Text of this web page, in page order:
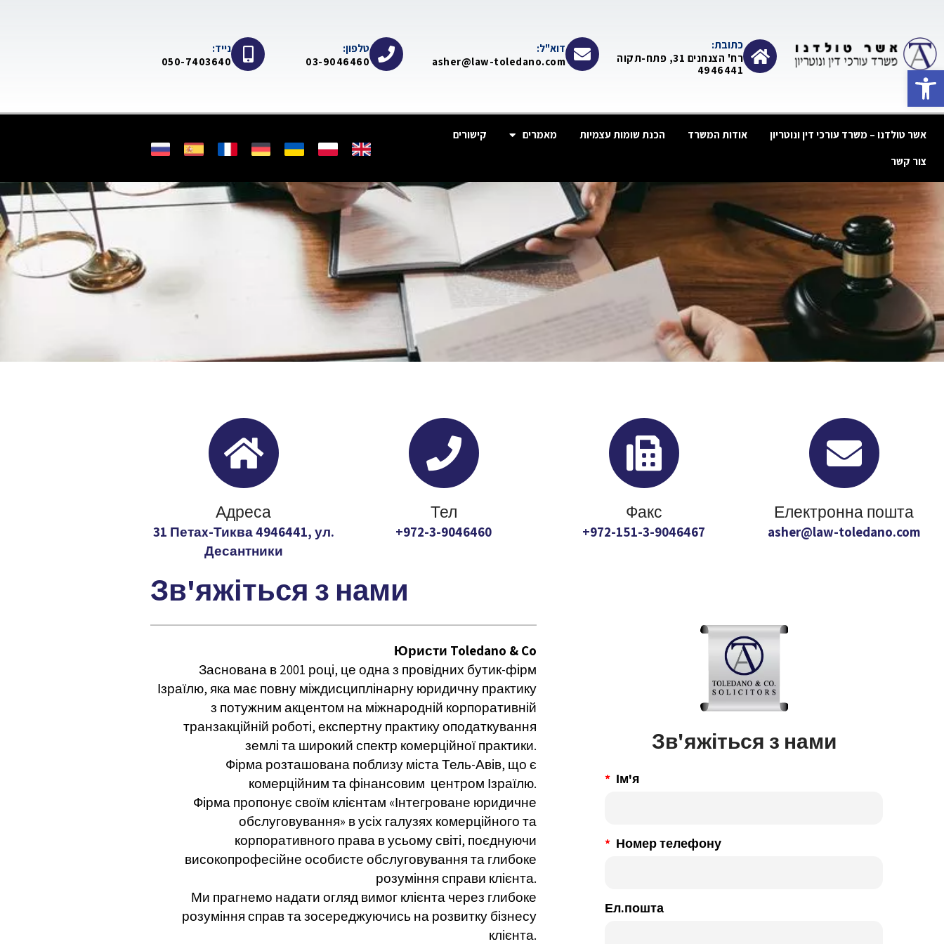
פתח סרגל נגישות
כתובת:
רח' הצנחנים 31, פתח-תקוה
4946441
דוא"ל:
asher@law-toledano.com
טלפון:
03-9046460
נייד:
050-7403640
אשר טולדנו – משרד עורכי דין ונוטריון אודות המשרד הכנת שומות עצמיות מאמרים
קישורים
צור קשר
Електронна пошта
asher@law-toledano.com
Факс
972-151-3-9046467+
Тел
972-3-9046460+
Адреса
31 Петаx-Тиква 4946441, ул.
Десантники
Зв'яжіться з нами
Ім'я
Номер телефону
Ел.пошта
Зв'яжіться з нами
Юристи Toledano & Co
Заснована в 2001 році, це одна з провідних бутик-фірм
Ізраїлю, яка має повну міждисциплінарну юридичну практику
з потужним акцентом на міжнародній корпоративній
транзакційній роботі, експертну практику оподаткування
землі та широкий спектр комерційної практики.
Фірма розташована поблизу міста Тель-Авів, що є
комерційним та фінансовим центром Ізраїлю.
Фірма пропонує своїм клієнтам «Інтегроване юридичне
обслуговування» в усіх галузях комерційного та
корпоративного права в усьому світі, поєднуючи
високопрофесійне особисте обслуговування та глибоке
розуміння справи клієнта.
Ми прагнемо надати огляд вимог клієнта через глибоке
розуміння справ та зосереджуючись на розвитку бізнесу
клієнта.